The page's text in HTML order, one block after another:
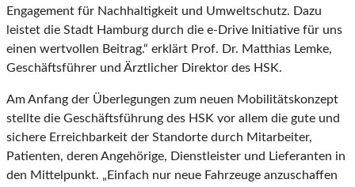
Engagement für Nachhaltigkeit und Umweltschutz. Dazu
leistet die Stadt Hamburg durch die e-Drive Initiative für uns
einen wertvollen Beitrag.“ erklärt Prof. Dr. Matthias Lemke,
Geschäftsführer und Ärztlicher Direktor des HSK.
Am Anfang der Überlegungen zum neuen Mobilitätskonzept
stellte die Geschäftsführung des HSK vor allem die gute und
sichere Erreichbarkeit der Standorte durch Mitarbeiter,
Patienten, deren Angehörige, Dienstleister und Lieferanten in
den Mittelpunkt. „Einfach nur neue Fahrzeuge anzuschaffen